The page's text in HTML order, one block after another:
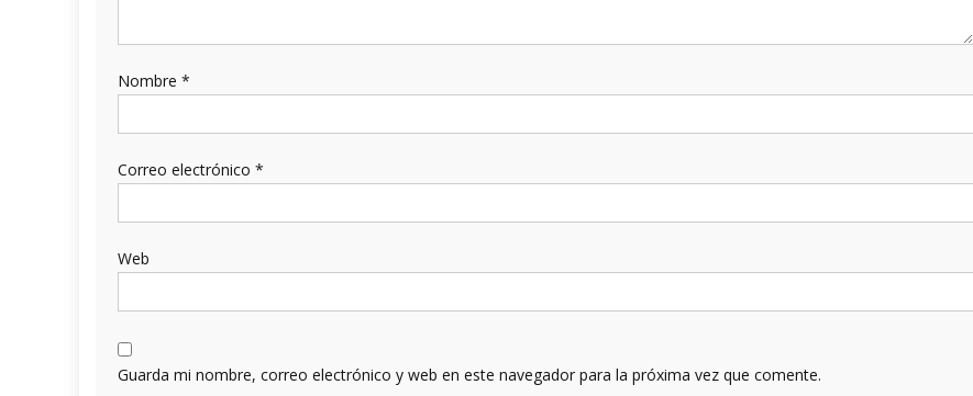
Nombre *
Correo electrónico *
Web
Guarda mi nombre, correo electrónico y web en este navegador para la próxima vez que comente.